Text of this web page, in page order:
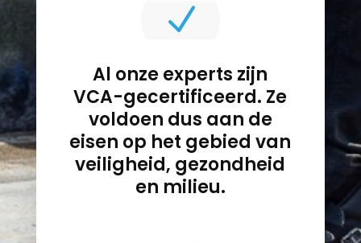
N
Al onze experts zijn
VCA-gecertificeerd. Ze
voldoen dus aan de
eisen op het gebied van
veiligheid, gezondheid
en milieu.